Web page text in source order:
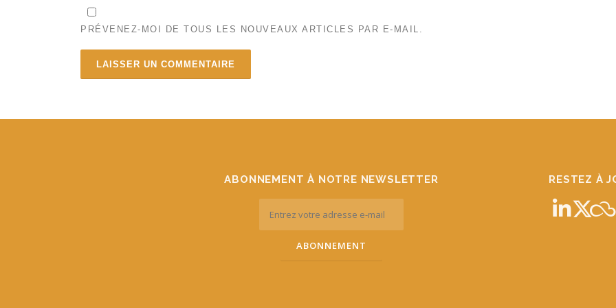
PRÉVENEZ-MOI DE TOUS LES NOUVEAUX ARTICLES PAR E-MAIL.
ABONNEMENT À NOTRE NEWSLETTER RESTEZ À